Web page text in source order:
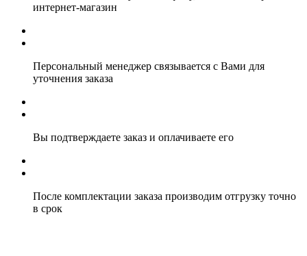
интернет-магазин
Персональный менеджер связывается с Вами для
уточнения заказа
Вы подтверждаете заказ и оплачиваете его
После комплектации заказа производим отгрузку точно
в срок